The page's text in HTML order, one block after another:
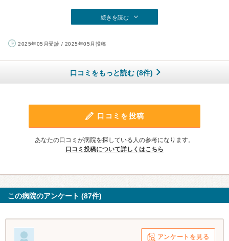
続きを読む
2025年05月受診 / 2025年05月投稿
口コミをもっと読む (8件)
口コミを投稿
あなたの口コミが病院を探している人の参考になります。
口コミ投稿について詳しくはこちら
この病院のアンケート (87件)
アンケートを見る